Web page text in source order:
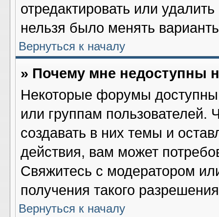
отредактировать или
нельзя было менять
Вернуться к началу
» Почему мне недоступны
Некоторые форумы
или группам
создавать в них темы и
действия, вам может
Свяжитесь с модератором
получения такого
Вернуться к началу